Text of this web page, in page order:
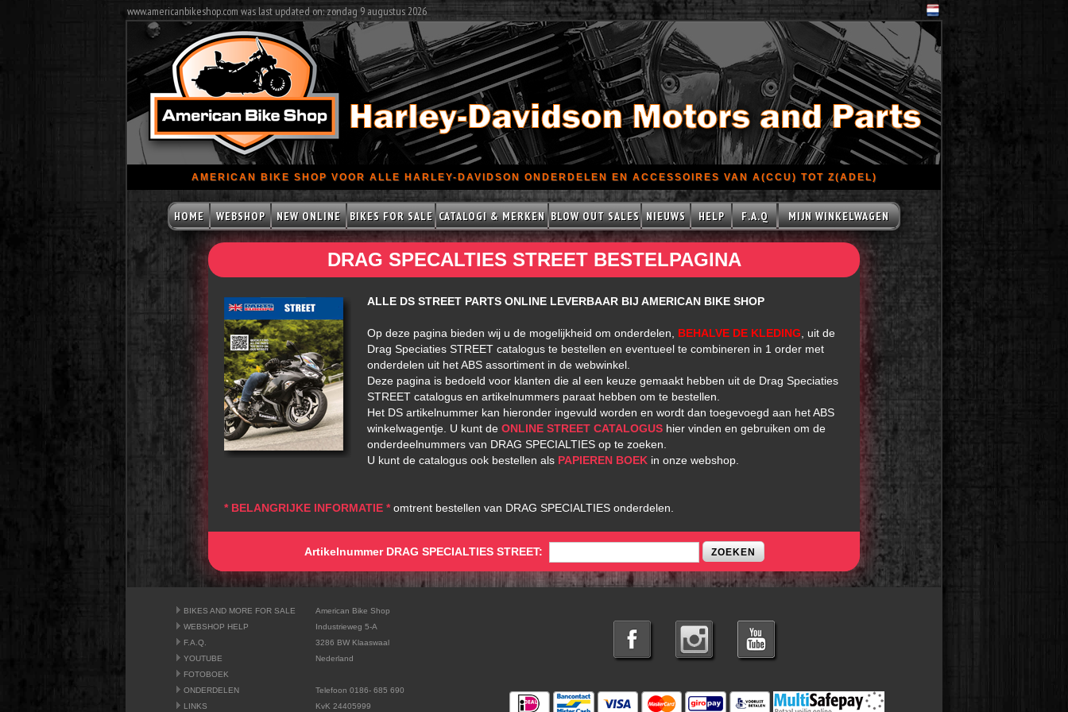
www.americanbikeshop.com was last updated on: zondag 9 augustus 2026
AMERICAN BIKE SHOP VOOR ALLE HARLEY-DAVIDSON ONDERDELEN EN ACCESSOIRES VAN A(CCU) TOT Z(ADEL)
HOME WEBSHOP NEW ONLINE BIKES FOR SALE CATALOGI & MERKEN BLOW OUT SALES NIEUWS HELP F.A.Q MIJN WINKELWAGEN
DRAG SPECALTIES STREET BESTELPAGINA
ALLE DS STREET PARTS ONLINE LEVERBAAR BIJ AMERICAN BIKE SHOP
Op deze pagina bieden wij u de mogelijkheid om onderdelen, BEHALVE DE KLEDING , uit de
Drag Speciaties STREET catalogus te bestellen en eventueel te combineren in 1 order met
onderdelen uit het ABS assortiment in de webwinkel.
Deze pagina is bedoeld voor klanten die al een keuze gemaakt hebben uit de Drag Speciaties
STREET catalogus en artikelnummers paraat hebben om te bestellen.
Het DS artikelnummer kan hieronder ingevuld worden en wordt dan toegevoegd aan het ABS
winkelwagentje. U kunt deONLINE STREET CATALOGUS hier vinden en gebruiken om de
onderdeelnummers van DRAG SPECIALTIES op te zoeken.
U kunt de catalogus ook bestellen als PAPIEREN BOEK in onze webshop.
* BELANGRIJKE INFORMATIE *omtrent bestellen van DRAG SPECIALTIES onderdelen.
Artikelnummer DRAG SPECIALTIES STREET:
BIKES AND MORE FOR SALE
WEBSHOP HELP
F.A.Q.
YOUTUBE
FOTOBOEK
ONDERDELEN
LINKS
American Bike Shop
Industrieweg 5-A
3286 BW Klaaswaal
Nederland
Telefoon 0186- 685 690
KvK 24405999